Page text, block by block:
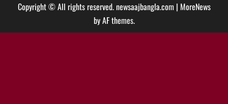
Copyright © All rights reserved. newsaajbangla.com | MoreNews
by AF themes.